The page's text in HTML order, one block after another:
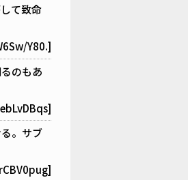
て致命
Y80.]
のもあ
。サブ